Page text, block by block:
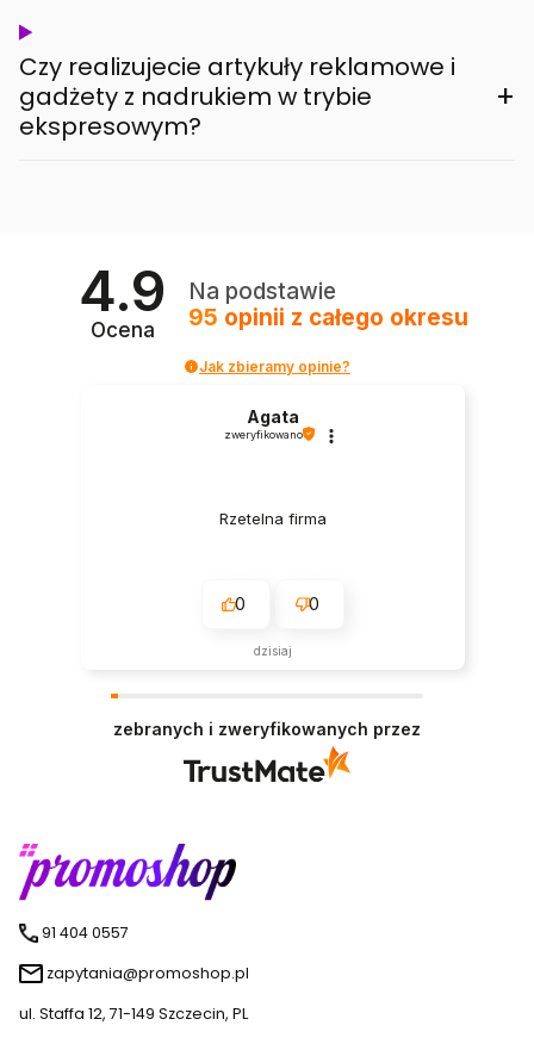
Czy realizujecie artykuły reklamowe i
gadżety z nadrukiem w trybie
ekspresowym?
+
4.9
Ocena
Na podstawie
95 opinii z całego okresu
Jak zbieramy opinie?
Agata
zweryfikowano
Rzetelna firma
0 0
dzisiaj
zebranych i zweryfikowanych przez
91 404 0557
zapytania@promoshop.pl
ul. Staffa 12, 71-149 Szczecin, PL